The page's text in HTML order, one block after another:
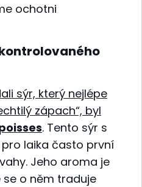
ochotni
sýr, který nejlépe
zápach“, byl
. Tento sýr s
laika často první
Jeho aroma je
se o něm traduje